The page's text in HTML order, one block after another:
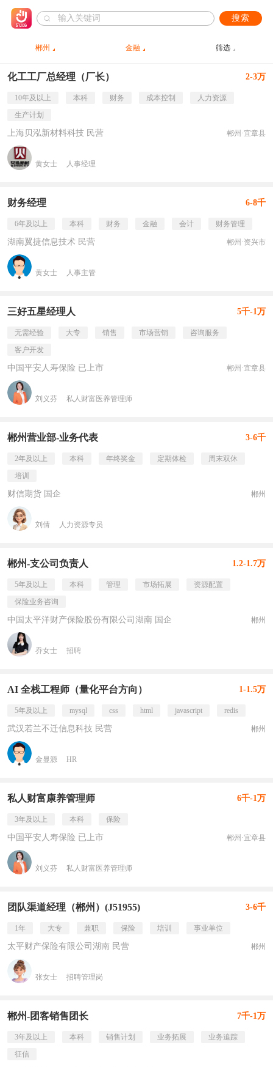
搜索
郴州 金融 筛选
化工工厂总经理（厂长） 2-3万
10年及以上 本科 财务 成本控制
人力资源
生产计划
上海贝泓新材料科技 民营 郴州·宜章县
黄女士 人事经理
财务经理 6-8千
6年及以上 本科 财务 金融 会计 财务管理
湖南翼捷信息技术 民营 郴州·资兴市
黄女士 人事主管
三好五星经理人 5千-1万
无需经验 大专 销售 市场营销
咨询服务
客户开发
中国平安人寿保险 已上市 郴州·宜章县
刘义芬 私人财富医养管理师
郴州营业部-业务代表 3-6千
2年及以上 本科 年终奖金 定期体检
周末双休
培训
财信期货 国企 郴州
刘倩 人力资源专员
郴州-支公司负责人 1.2-1.7万
5年及以上 本科 管理 市场拓展
资源配置
保险业务咨询
中国太平洋财产保险股份有限公司湖南 国企 郴州
乔女士 招聘
AI 全栈工程师（量化平台方向） 1-1.5万
5年及以上 mysql css html javascript redis
武汉若兰不迁信息科技 民营 郴州
金显源 HR
私人财富康养管理师 6千-1万
3年及以上 本科 保险
中国平安人寿保险 已上市 郴州·宜章县
刘义芬 私人财富医养管理师
团队渠道经理（郴州）(J51955) 3-6千
1年 大专 兼职 保险 培训 事业单位
太平财产保险有限公司湖南 民营 郴州
张女士 招聘管理岗
郴州-团客销售团长 7千-1万
3年及以上 本科 销售计划 业务拓展
业务追踪
征信